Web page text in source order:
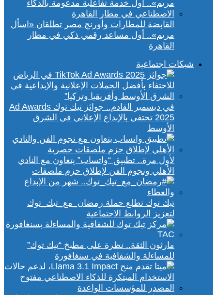
القابضة للمطارات وأورنچ مصر تطلقان «اسأل
مريم».. أول مساعد رقمي ذكي في مطار
القاهرة
شبكات اجتماعية
في ديسمبر القادم.. جوائز تيك توك Ad Awards
2025 تحتفي بالإبداع الإعلاني في الشرق
الأوسط
لأول مرة.. تطبيق “واتساب” يتعاون مع النادي
الأهلي ونجوم الفن لإطلاق حزم ملصقات
تيك توك تطلع حملة رمضان_مع_تيك_توك
لتعزيز الروابط الاجتماعية
مارثون الثقة.. نظرة على مطبخ “تيك توك”
للمساءلة والشفافية في سنغافورة